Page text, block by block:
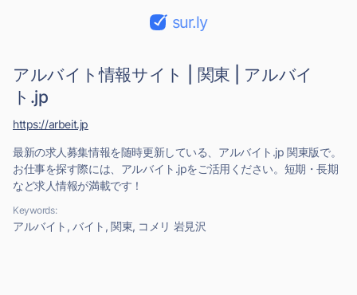
sur.ly
アルバイト情報サイト | 関東 | アルバイ
ト.jp
最新の求人募集情報を随時更新している、アルバイト.jp 関東版で。
お仕事を探す際には、アルバイト.jpをご活用ください。短期・長期
など求人情報が満載です！
Keywords:
アルバイト, バイト, 関東, コメリ 岩見沢
https://arbeit.jp